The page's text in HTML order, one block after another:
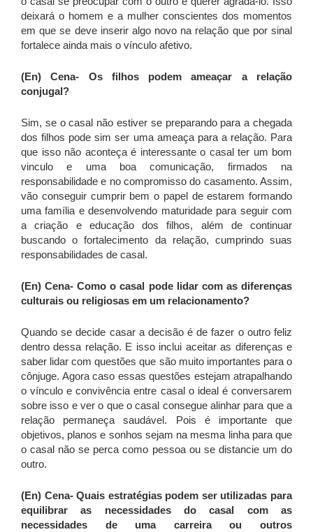
deixará o homem e a mulher conscientes dos momentos
em que se deve inserir algo novo na relação que por sinal
fortalece ainda mais o vínculo afetivo.
(En) Cena- Os filhos podem ameaçar a relação
conjugal?
Sim, se o casal não estiver se preparando para a chegada
dos filhos pode sim ser uma ameaça para a relação. Para
que isso não aconteça é interessante o casal ter um bom
vinculo e uma boa comunicação, firmados na
responsabilidade e no compromisso do casamento. Assim,
vão conseguir cumprir bem o papel de estarem formando
uma família e desenvolvendo maturidade para seguir com
a criação e educação dos filhos, além de continuar
buscando o fortalecimento da relação, cumprindo suas
responsabilidades de casal.
(En) Cena- Como o casal pode lidar com as diferenças
culturais ou religiosas em um relacionamento?
Quando se decide casar a decisão é de fazer o outro feliz
dentro dessa relação. E isso inclui aceitar as diferenças e
saber lidar com questões que são muito importantes para o
cônjuge. Agora caso essas questões estejam atrapalhando
o vínculo e convivência entre casal o ideal é conversarem
sobre isso e ver o que o casal consegue alinhar para que a
relação permaneça saudável. Pois é importante que
objetivos, planos e sonhos sejam na mesma linha para que
o casal não se perca como pessoa ou se distancie um do
outro.
(En) Cena-Quais estratégias podem ser utilizadas para
equilibrar as necessidades do casal com as
necessidades de uma carreira ou outros